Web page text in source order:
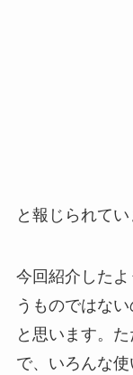
と報じられてい
今回紹介した
うものではな
と思います。
で、いろんな